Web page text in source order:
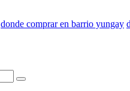
donde comprar en barrio yungay